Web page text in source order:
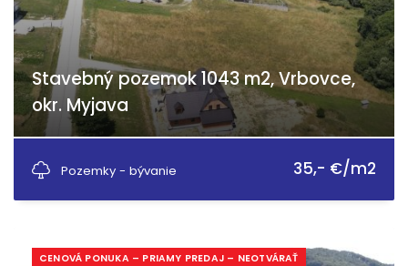
Stavebný pozemok 1043 m2, Vrbovce,
okr. Myjava
Pozemky - bývanie
35,- €/m2
CENOVÁ PONUKA – PRIAMY PREDAJ – NEOTVÁRAŤ